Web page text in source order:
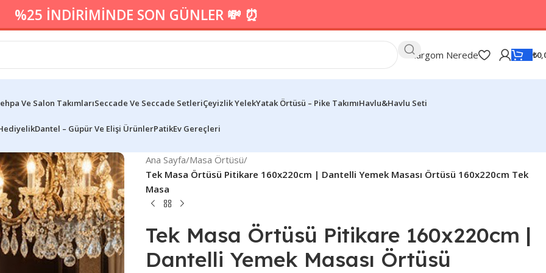
%25 İNDİRİMİNDE SON GÜNLER 💸 ⏰
Kargom Nerede ₺
Ve Salon TakımlarıSeccade Ve Seccade SetleriÇeyizlik YelekYatak Örtüsü – Pike TakımıHavlu&Havlu Seti
Dantel – Güpür Ve Elişi ÜrünlerPatikEv Gereçleri
Ana Sayfa/Masa Örtüsü/
Tek Masa Örtüsü Pitikare 160x220cm | Dantelli Yemek Masası Örtüsü 160x220cm Tek
Masa
Tek Masa Örtüsü Pitikare 160x220cm |
Dantelli Yemek Masası Örtüsü